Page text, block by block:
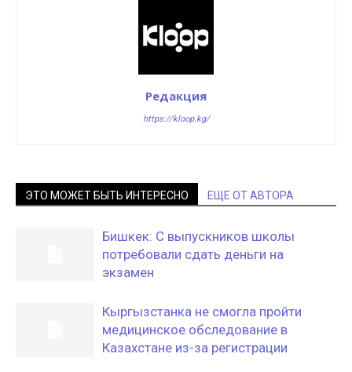
Редакция
https://kloop.kg/
ЭТО МОЖЕТ БЫТЬ ИНТЕРЕСНО ЕЩЕ ОТ АВТОРА
Бишкек: С выпускников школы
потребовали сдать деньги на
экзамен
Кыргызстанка не смогла пройти
медицинское обследование в
Казахстане из-за регистрации